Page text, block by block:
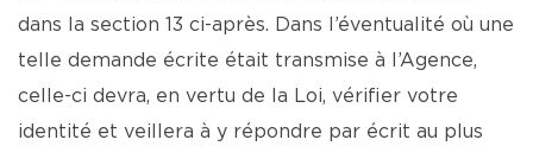
dans la section 13 ci-après. Dans l’éventualité où une
telle demande écrite était transmise à l’Agence,
celle-ci devra, en vertu de la Loi, vérifier votre
identité et veillera à y répondre par écrit au plus